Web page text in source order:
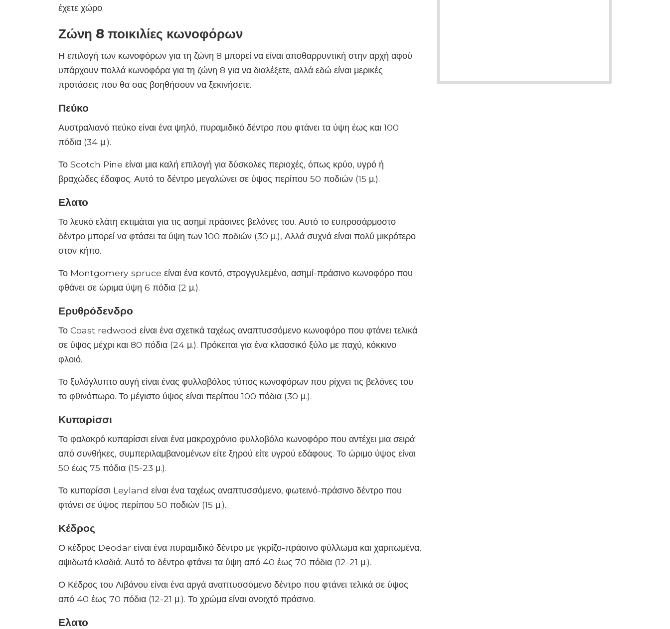
έχετε χώρο.
Ζώνη 8 ποικιλίες κωνοφόρων
Η επιλογή των κωνοφόρων για τη ζώνη 8 μπορεί να είναι αποθαρρυντική στην αρχή αφού
υπάρχουν πολλά κωνοφόρα για τη ζώνη 8 για να διαλέξετε, αλλά εδώ είναι μερικές
προτάσεις που θα σας βοηθήσουν να ξεκινήσετε.
Πεύκο
Αυστραλιανό πεύκο είναι ένα ψηλό, πυραμιδικό δέντρο που φτάνει τα ύψη έως και 100
πόδια (34 μ.).
Το Scotch Pine είναι μια καλή επιλογή για δύσκολες περιοχές, όπως κρύο, υγρό ή
βραχώδες έδαφος. Αυτό το δέντρο μεγαλώνει σε ύψος περίπου 50 ποδιών (15 μ.).
Ελατο
Το λευκό ελάτη εκτιμάται για τις ασημί πράσινες βελόνες του. Αυτό το ευπροσάρμοστο
δέντρο μπορεί να φτάσει τα ύψη των 100 ποδιών (30 μ.), Αλλά συχνά είναι πολύ μικρότερο
στον κήπο.
Το Montgomery spruce είναι ένα κοντό, στρογγυλεμένο, ασημί-πράσινο κωνοφόρο που
φθάνει σε ώριμα ύψη 6 πόδια (2 μ.).
Ερυθρόδενδρο
Το Coast redwood είναι ένα σχετικά ταχέως αναπτυσσόμενο κωνοφόρο που φτάνει τελικά
σε ύψος μέχρι και 80 πόδια (24 μ.). Πρόκειται για ένα κλασσικό ξύλο με παχύ, κόκκινο
φλοιό.
Το ξυλόγλυπτο αυγή είναι ένας φυλλοβόλος τύπος κωνοφόρων που ρίχνει τις βελόνες του
το φθινόπωρο. Το μέγιστο ύψος είναι περίπου 100 πόδια (30 μ.).
Κυπαρίσσι
Το φαλακρό κυπαρίσσι είναι ένα μακροχρόνιο φυλλοβόλο κωνοφόρο που αντέχει μια σειρά
από συνθήκες, συμπεριλαμβανομένων είτε ξηρού είτε υγρού εδάφους. Το ώριμο ύψος είναι
50 έως 75 πόδια (15-23 μ.).
Το κυπαρίσσι Leyland είναι ένα ταχέως αναπτυσσόμενο, φωτεινό-πράσινο δέντρο που
φτάνει σε ύψος περίπου 50 ποδιών (15 μ.)..
Κέδρος
Ο κέδρος Deodar είναι ένα πυραμιδικό δέντρο με γκρίζο-πράσινο φύλλωμα και χαριτωμένα,
αψιδωτά κλαδιά. Αυτό το δέντρο φτάνει τα ύψη από 40 έως 70 πόδια (12-21 μ.).
Ο Κέδρος του Λιβάνου είναι ένα αργά αναπτυσσόμενο δέντρο που φτάνει τελικά σε ύψος
από 40 έως 70 πόδια (12-21 μ.). Το χρώμα είναι ανοιχτό πράσινο.
Ελατο